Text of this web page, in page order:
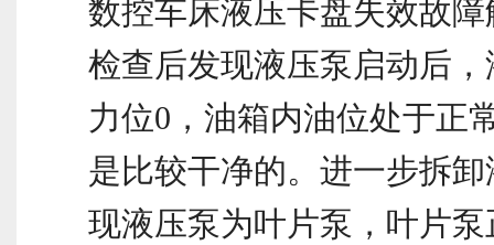
数控车床液压卡盘失效故
检查后发现液压泵启动后
力位0，油箱内油位处于正
是比较干净的。进一步拆
现液压泵为叶片泵，叶片